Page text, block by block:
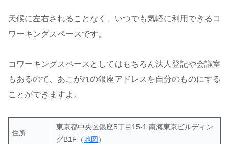
天候に左右されることなく、いつでも気軽に利用できるコ
ワーキングスペースです。
コワーキングスペースとしてはもちろん法人登記や会議室
もあるので、あこがれの銀座アドレスを自分のものにする
ことができますよ。
住所
東京都中央区銀座5丁目15-1 南海東京ビルディン
グB1F（地図 ）